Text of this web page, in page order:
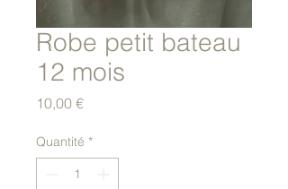
Robe petit bateau
12 mois
10,00 €Prix
Quantité *